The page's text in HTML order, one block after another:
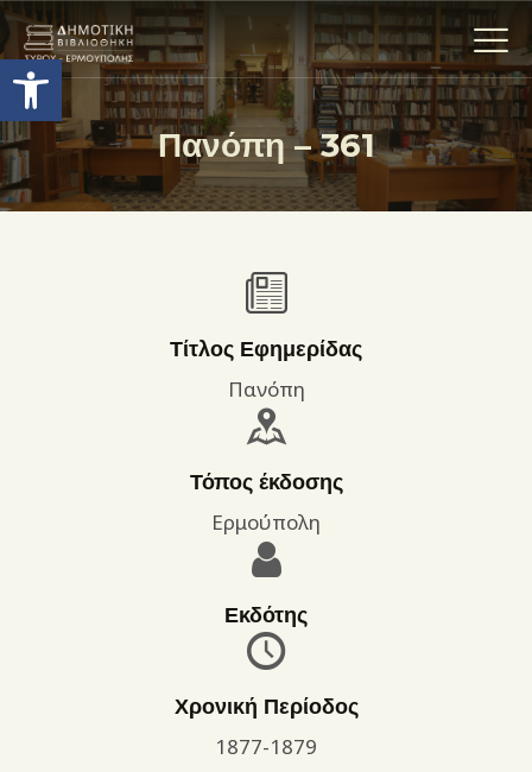
Ανοίξτε τη γραμμή εργαλείων
Πανόπη – 361
Η ΒΙΒΛΙΟΘΗΚΗ
ΟΙ ΣΥΛΛΟΓΈΣ
ΔΡΑΣΤΗΡΙΟΤΗΤΕΣ
ΕΠΙΚΟΙΝΩΝΊΑ
ΌΡΟΙ ΧΡΉΣΗΣ
Τίτλος Εφημερίδας
Πανόπη
Τόπος έκδοσης
Ερμούπολη
Εκδότης
Χρονική Περίοδος
1877-1879